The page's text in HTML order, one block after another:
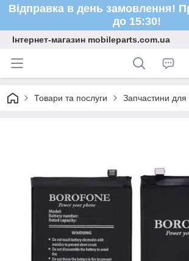
Відправка в день замовлення!
до 15:30!
Інтернет-магазин mobileparts.com.ua
Товари та послуги Запчастини для